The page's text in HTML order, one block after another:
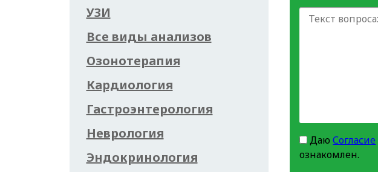
ДаюСогласие
ознакомлен.
УЗИ
Все виды анализов
Озонотерапия
Кардиология
Гастроэнтерология
Неврология
Эндокринология